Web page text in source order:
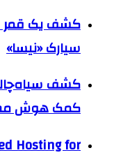
کشف یک قمر
سیارک «نیسا»
کشف
کمک هوش
Hosting for